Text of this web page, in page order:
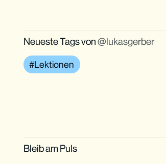
Neueste Tags von lukasgerber
Lektionen
Bleib am Puls